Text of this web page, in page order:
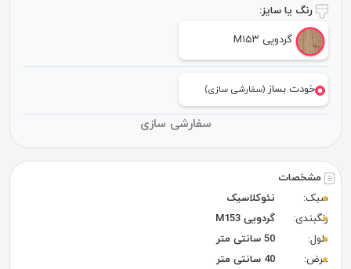
مشخصات
سبک:
نئوکلاسیک
رنگبندی:
گردویی M153
طول:
50 سانتی متر
عرض:
40 سانتی متر
رنگ یا سایز:
گردویی M۱۵۳
خودت بساز(سفارشی سازی)
سفارشی سازی